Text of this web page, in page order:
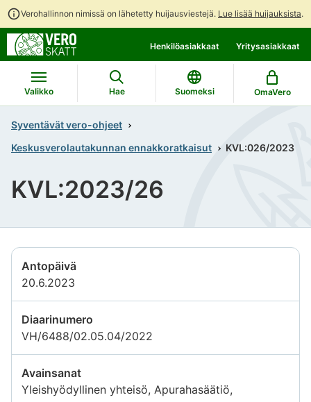
Verohallinnon nimissä on lähetetty huijausviestejä. Lue lisää huijauksista.
suoraan
sisältöön
koko
sivuston
hakuun
Henkilöasiakkaat Yritysasiakkaat
Valikko Hae Suomeksi OmaVero
Syventävät vero-ohjeet
Keskusverolautakunnan ennakkoratkaisut
KVL:026/2023
KVL:2023/26
Antopäivä
20.6.2023
Diaarinumero
VH/6488/02.05.04/2022
Avainsanat
Yleishyödyllinen yhteisö, Apurahasäätiö,